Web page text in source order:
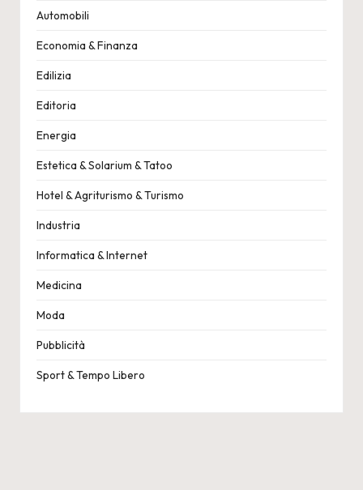
Automobili
Economia & Finanza
Edilizia
Editoria
Energia
Estetica & Solarium & Tatoo
Hotel & Agriturismo & Turismo
Industria
Informatica & Internet
Medicina
Moda
Pubblicità
Sport & Tempo Libero